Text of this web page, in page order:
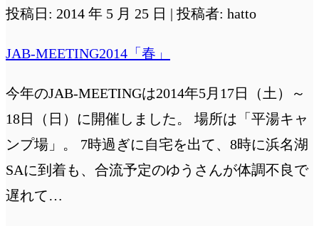
投稿日: 2014 年 5 月 25 日 | 投稿者: hatto
JAB-MEETING2014「春」
今年のJAB-MEETINGは2014年5月17日（土）～
18日（日）に開催しました。 場所は「平湯キャ
ンプ場」。 7時過ぎに自宅を出て、8時に浜名湖
SAに到着も、合流予定のゆうさんが体調不良で
遅れて…